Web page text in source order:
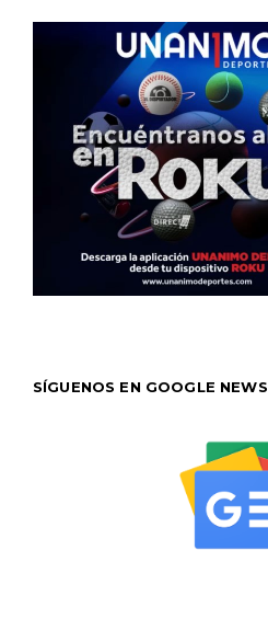
SÍGUENOS EN GOOGLE NEWS